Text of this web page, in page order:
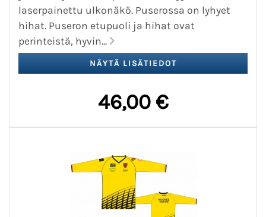
laserpainettu ulkonäkö. Puserossa on lyhyet
hihat. Puseron etupuoli ja hihat ovat
perinteistä, hyvin...
46,00 €